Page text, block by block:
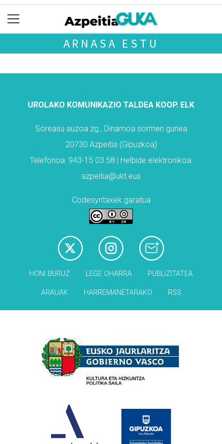
ARNASA ESTU
UROLAKO KOMUNIKAZIO TALDEA KOOP. ELK
Soreasu auzoa zg., Dinamoa sormen gunea
20730 Azpeitia (Gipuzkoa)
Telefonoa: 943-15 03 58 | Helbide elektronikoa:
azpeitia@ukt.eus
Codesyntaxek garatua
HONI BURUZ LEGE OHARRA PUBLIZITATEA
ARAUAK HARREMANETARAKO RSS